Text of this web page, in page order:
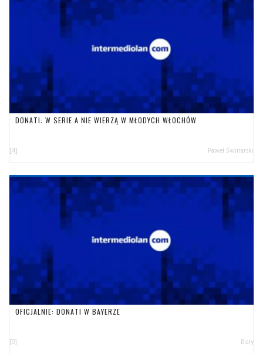
DONATI: W SERIE A NIE WIERZĄ W MŁODYCH WŁOCHÓW
[4] Paweł Świnarski
OFICJALNIE: DONATI W BAYERZE
[0] Biały